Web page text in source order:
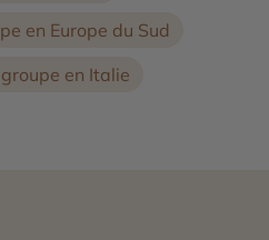
en Europe du Sud
en Italie